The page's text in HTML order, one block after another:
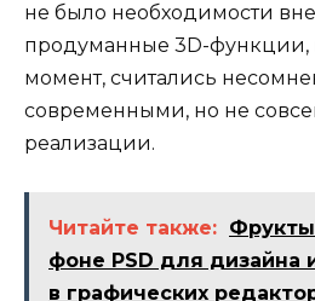
не было необходимости
продуманные 3D-функции,
момент, считались
современными, но не
реализации.
Читайте также:
фоне PSD для дизайна
в графических